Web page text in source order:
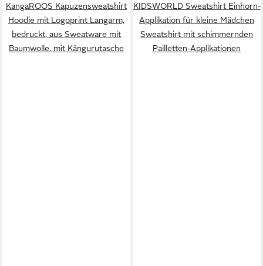
KangaROOS Kapuzensweatshirt
Hoodie mit Logoprint Langarm,
bedruckt, aus Sweatware mit
Baumwolle, mit Kängurutasche
KIDSWORLD Sweatshirt Einhorn-
Applikation für kleine Mädchen
Sweatshirt mit schimmernden
Pailletten-Applikationen